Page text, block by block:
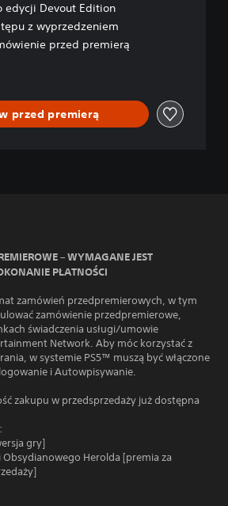
edycji Devout Edition
z wyprzedzeniem
przed premierą
przed premierą
– WYMAGANE JEST
PŁATNOŚCI
zamówień przedpremierowych, w tym
zamówienie przedpremierowe,
świadczenia usługi/umowie
Network. Aby móc korzystać z
w systemie PS5™ muszą być włączone
i Autowpisywanie.
zakupu w przedsprzedaży już dostępna
gry]
Obsydianowego Herolda [premia za